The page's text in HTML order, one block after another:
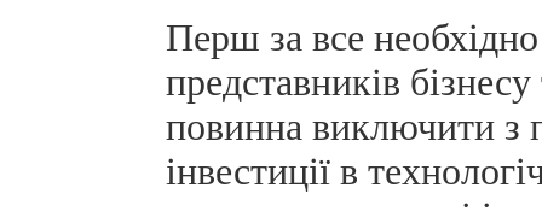
Перш за все
представників
повинна виключити з
інвестиції в